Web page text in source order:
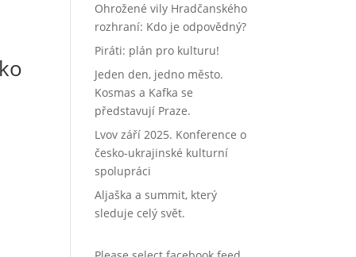
Ohrožené vily Hradčanského
rozhraní: Kdo je odpovědný?
Piráti: plán pro kulturu!
Jeden den, jedno město.
Kosmas a Kafka se
představují Praze.
Lvov září 2025. Konference o
česko-ukrajinské kulturní
spolupráci
Aljaška a summit, který
sleduje celý svět.